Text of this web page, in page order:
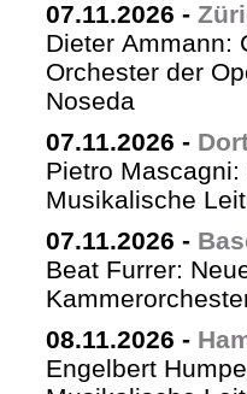
07.11.2026 -
Dieter Ammann:
Orchester der
Noseda
07.11.2026 -
Pietro
Musikalische
07.11.2026 -
Beat Furrer:
08.11.2026 -
Engelbert